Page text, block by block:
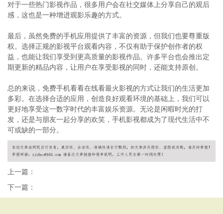
对于一些热门影视作品，很多用户会在社交媒体上分享自己的观后
感，这也是一种增进观影乐趣的方式。
最后，虽然免费的手机应用提供了丰富的资源，但我们也要尊重版
权。选择正规的影视平台观看内容，不仅有助于保护创作者的权
益，也能让我们享受到更高质量的影视作品。许多平台也会推出定
期更新的精品内容，让用户在享受影视的同时，还能支持原创。
总的来说，免费手机看看在线看最火影视的方式让我们的生活更加
多彩。在选择合适的应用，创造良好观看环境的基础上，我们可以
更好地享受这一数字时代的丰富娱乐资源。无论是闲暇时光的打
发，还是与朋友一起分享的欢笑，手机影视都成为了现代生活中不
可或缺的一部分。
上一篇：
下一篇：